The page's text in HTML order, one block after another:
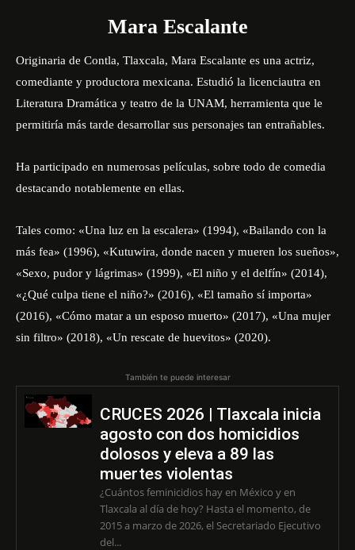
Mara Escalante
Originaria de Contla, Tlaxcala, Mara Escalante es una actriz,
comediante y productora mexicana. Estudió la licenciautra en
Literatura Dramática y teatro de la UNAM, herramienta que le
permitiría más tarde desarrollar sus personajes tan entrañables.
Ha participado en numerosas películas, sobre todo de comedia
destacando notablemente en ellas.
Tales como: «Una luz en la escalera» (1994), «Bailando con la
más fea» (1996), «Kutuwira, donde nacen y mueren los sueños»,
«Sexo, pudor y lágrimas» (1999), «El niño y el delfín» (2014),
«¿Qué culpa tiene el niño?» (2016), «El tamaño sí importa»
(2016), «Cómo matar a un esposo muerto» (2017), «Una mujer
sin filtro» (2018), «Un rescate de huevitos» (2020).
También te puede interesar
CRUCES 2026 | Tlaxcala inicia
agosto con dos homicidios
dolosos y eleva a 89 las
muertes violentas
¿Cuántos feminicidios hay en México y en
Tlaxcala al día de hoy? Hasta el momento, de
2015 a marzo de 2026, el Secretariado Ejecutivo
del...